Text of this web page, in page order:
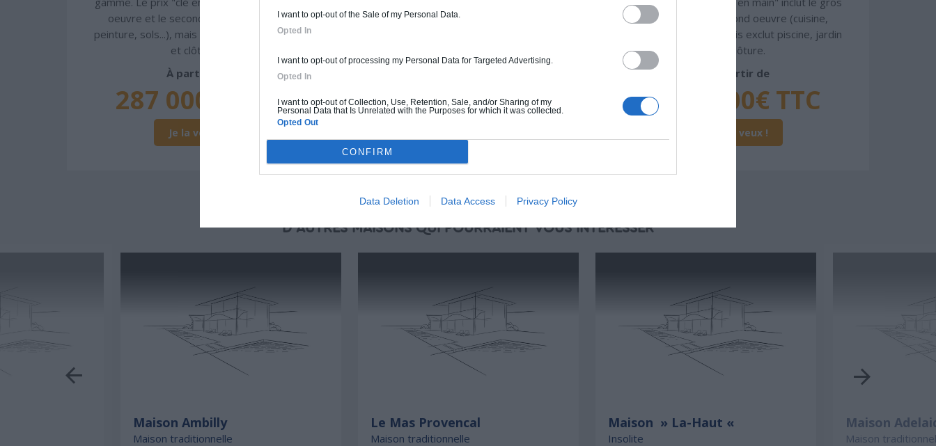
I want to opt-out of the Sale of my Personal Data.
Opted In
I want to opt-out of processing my Personal Data for Targeted Advertising.
Opted In
I want to opt-out of Collection, Use, Retention, Sale, and/or Sharing of my
Personal Data that Is Unrelated with the Purposes for which it was collected.
Opted Out
CONFIRM
Data Deletion Data Access Privacy Policy
oeuvre et le second oeuvre (cuisine,
peinture, sols...), mais exclut piscine, jardin
et clôture.
À partir de
287 000€ TTC
Je la veux !
oeuvre et le second oeuvre (cuisine,
287 000€ TTC
oeuvre et le second oeuvre (cuisine,
peinture, sols...), mais exclut piscine, jardin
et clôture.
À partir de
328 000€ TTC
Je la veux !
D'AUTRES MAISONS QUI POURRAIENT VOUS INTÉRESSER
Maison Ambilly
Maison traditionnelle
Le Mas Provencal
Maison traditionnelle
Maison » La-Haut «
Insolite
Maison
Maison